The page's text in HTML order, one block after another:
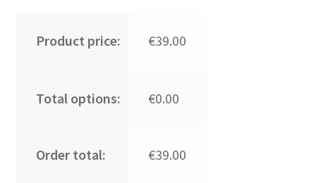
Product price: €39.00
Total options: €0.00
Order total: €39.00